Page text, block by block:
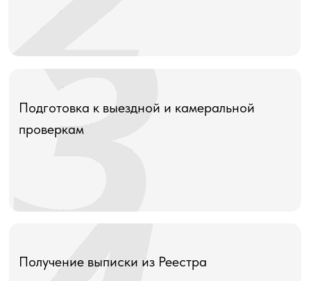
Подготовка к выездной и камеральной
проверкам
Получение выписки из Реестра